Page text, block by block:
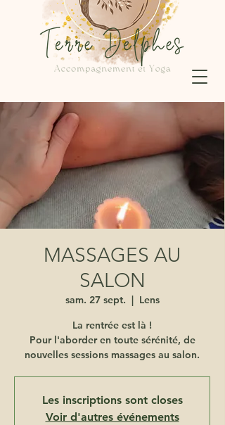
MASSAGES AU
SALON
sam. 27 sept.
  |
Lens
La rentrée est là !
Pour l'aborder en toute sérénité, de
nouvelles sessions massages au salon.
Les inscriptions sont closes
Voir d'autres événements